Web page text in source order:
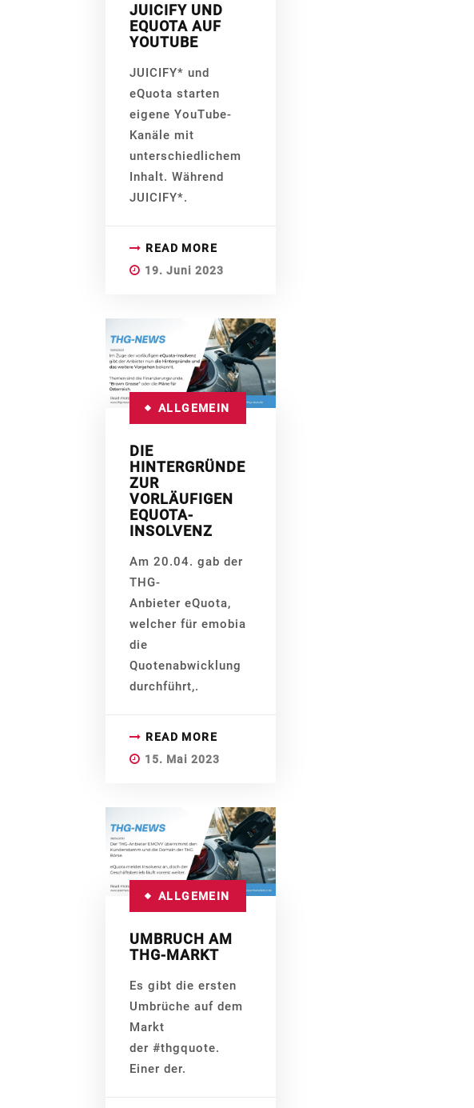
JUICIFY UND
EQUOTA AUF
YOUTUBE
JUICIFY* und
eQuota starten
eigene YouTube-
Kanäle mit
unterschiedlichem
Inhalt. Während
JUICIFY*.
READ MORE
19. Juni 2023
ALLGEMEIN
DIE
HINTERGRÜNDE
ZUR
VORLÄUFIGEN
EQUOTA-
INSOLVENZ
Am 20.04. gab der
THG-
Anbieter eQuota,
welcher für emobia
die
Quotenabwicklung
durchführt,.
READ MORE
15. Mai 2023
ALLGEMEIN
UMBRUCH AM
THG-MARKT
Es gibt die ersten
Umbrüche auf dem
Markt
der #thgquote.
Einer der.